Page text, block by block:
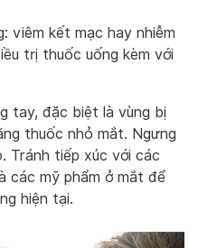
viêm kết mạc hay nhiễm
trị thuốc uống kèm với
tay, đặc biệt là vùng bị
thuốc nhỏ mắt. Ngưng
Tránh tiếp xúc với các
các mỹ phẩm ở mắt để
hiện tại.